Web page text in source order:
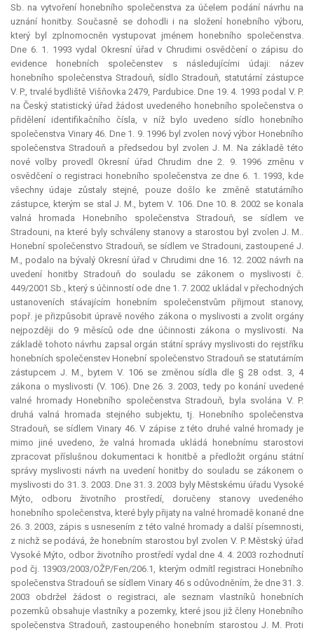
Sb. na vytvoření honebního společenstva za účelem podání návrhu na
uznání honitby. Současně se dohodli i na složení honebního výboru,
který byl zplnomocněn vystupovat jménem honebního společenstva.
Dne 6. 1. 1993 vydal Okresní úřad v Chrudimi osvědčení o zápisu do
evidence honebních společenstev s následujícími údaji: název
honebního společenstva Stradouň, sídlo Stradouň, statutární zástupce
V. P., trvalé bydliště Višňovka 2479, Pardubice. Dne 19. 4. 1993 podal V. P.
na Český statistický úřad žádost uvedeného honebního společenstva o
přidělení identifikačního čísla, v níž bylo uvedeno sídlo honebního
společenstva Vinary 46. Dne 1. 9. 1996 byl zvolen nový výbor Honebního
společenstva Stradouň a předsedou byl zvolen J. M. Na základě této
nové volby provedl Okresní úřad Chrudim dne 2. 9. 1996 změnu v
osvědčení o registraci honebního společenstva ze dne 6. 1. 1993, kde
všechny údaje zůstaly stejné, pouze došlo ke změně statutárního
zástupce, kterým se stal J. M., bytem V. 106. Dne 10. 8. 2002 se konala
valná hromada Honebního společenstva Stradouň, se sídlem ve
Stradouni, na které byly schváleny stanovy a starostou byl zvolen J. M..
Honební společenstvo Stradouň, se sídlem ve Stradouni, zastoupené J.
M., podalo na bývalý Okresní úřad v Chrudimi dne 16. 12. 2002 návrh na
uvedení honitby Stradouň do souladu se zákonem o myslivosti č.
449/2001 Sb., který s účinností ode dne 1. 7. 2002 ukládal v přechodných
ustanoveních stávajícím honebním společenstvům přijmout stanovy,
popř. je přizpůsobit úpravě nového zákona o myslivosti a zvolit orgány
nejpozději do 9 měsíců ode dne účinnosti zákona o myslivosti. Na
základě tohoto návrhu zapsal orgán státní správy myslivosti do rejstříku
honebních společenstev Honební společenstvo Stradouň se statutárním
zástupcem J. M., bytem V. 106 se změnou sídla dle § 28 odst. 3, 4
zákona o myslivosti (V. 106). Dne 26. 3. 2003, tedy po konání uvedené
valné hromady Honebního společenstva Stradouň, byla svolána V. P.
druhá valná hromada stejného subjektu, tj. Honebního společenstva
Stradouň, se sídlem Vinary 46. V zápise z této druhé valné hromady je
mimo jiné uvedeno, že valná hromada ukládá honebnímu starostovi
zpracovat příslušnou dokumentaci k honitbě a předložit orgánu státní
správy myslivosti návrh na uvedení honitby do souladu se zákonem o
myslivosti do 31. 3. 2003. Dne 31. 3. 2003 byly Městskému úřadu Vysoké
Mýto, odboru životního prostředí, doručeny stanovy uvedeného
honebního společenstva, které byly přijaty na valné hromadě konané dne
26. 3. 2003, zápis s usnesením z této valné hromady a další písemnosti,
z nichž se podává, že honebním starostou byl zvolen V. P. Městský úřad
Vysoké Mýto, odbor životního prostředí vydal dne 4. 4. 2003 rozhodnutí
pod čj. 13903/2003/OŽP/Fen/206.1, kterým odmítl registraci Honebního
společenstva Stradouň se sídlem Vinary 46 s odůvodněním, že dne 31. 3.
2003 obdržel žádost o registraci, ale seznam vlastníků honebních
pozemků obsahuje vlastníky a pozemky, které jsou již členy Honebního
společenstva Stradouň, zastoupeného honebním starostou J. M. Proti